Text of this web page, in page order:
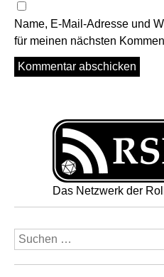
Name, E-Mail-Adresse und
für meinen nächsten
Das Netzwerk der
Suchen
nach: